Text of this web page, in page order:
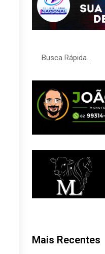
Mais Recentes